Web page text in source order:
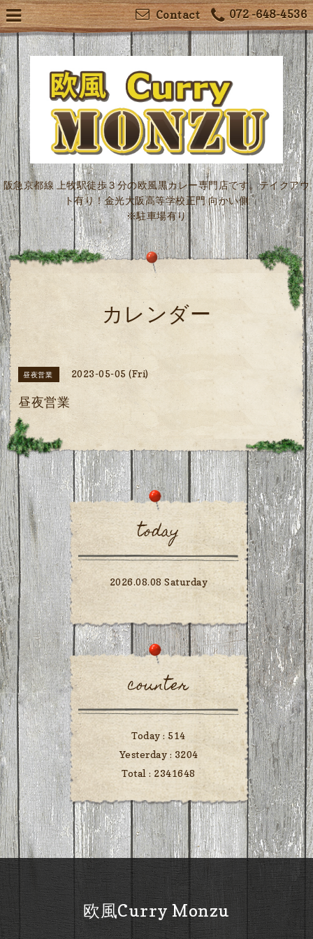
072 -648-4536
Contact
阪急京都線 上牧駅徒歩３分の欧風黒カレー専門店です。テイクアウ
ト有り！金光大阪高等学校正門 向かい側
※駐車場有り
カレンダー
昼夜営業 2023-05-05 (Fri)
昼夜営業
today
2026.08.08 Saturday
counter
Today : 514
Yesterday : 3204
Total : 2341648
欧風Curry Monzu